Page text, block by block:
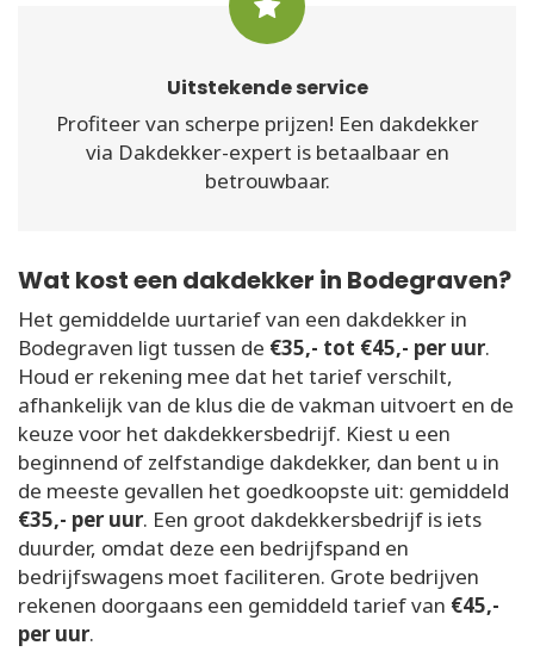
Uitstekende service
Profiteer van scherpe prijzen! Een dakdekker
via Dakdekker-expert is betaalbaar en
betrouwbaar.
Wat kost een dakdekker in Bodegraven?
Het gemiddelde uurtarief van een dakdekker in
Bodegraven ligt tussen de €35,- tot €45,- per uur.
Houd er rekening mee dat het tarief verschilt,
afhankelijk van de klus die de vakman uitvoert en de
keuze voor het dakdekkersbedrijf. Kiest u een
beginnend of zelfstandige dakdekker, dan bent u in
de meeste gevallen het goedkoopste uit: gemiddeld
€35,- per uur. Een groot dakdekkersbedrijf is iets
duurder, omdat deze een bedrijfspand en
bedrijfswagens moet faciliteren. Grote bedrijven
rekenen doorgaans een gemiddeld tarief van €45,-
per uur.